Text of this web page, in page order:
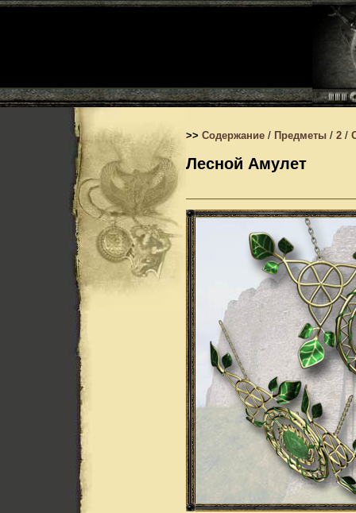
>> Содержание / Предметы / 2 /
Лесной Амулет